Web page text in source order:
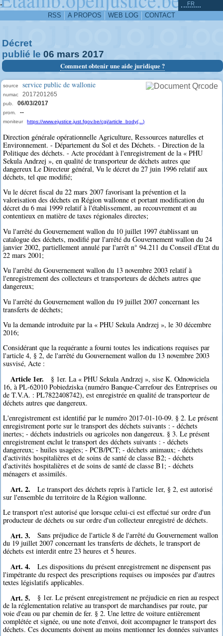
-
RSS A PROPOS WEB LOG CONTACT
FR
Décret
publié le 06 mars 2017
Comment obtenir une aide juridique ?
source service public de wallonie
numac 2017201265
pub. 06/03/2017
prom. --
moniteur https://www.ejustice.just.fgov.be/cgi/article_body(...)
Direction générale opérationnelle Agriculture, Ressources naturelles et
Environnement. - Département du Sol et des Déchets. - Direction de la
Politique des déchets. - Acte procédant à l'enregistrement de la « PHU
Sekula Andrzej », en qualité de transporteur de déchets autres que
dangereux Le Directeur général, Vu le décret du 27 juin 1996 relatif aux
déchets, tel que modifié;
Vu le décret fiscal du 22 mars 2007 favorisant la prévention et la
valorisation des déchets en Région wallonne et portant modification du
décret du 6 mai 1999 relatif à l'établissement, au recouvrement et au
contentieux en matière de taxes régionales directes;
Vu l'arrêté du Gouvernement wallon du 10 juillet 1997 établissant un
catalogue des déchets, modifié par l'arrêté du Gouvernement wallon du 24
janvier 2002, partiellement annulé par l'arrêt n° 94.211 du Conseil d'Etat du
22 mars 2001;
Vu l'arrêté du Gouvernement wallon du 13 novembre 2003 relatif à
l'enregistrement des collecteurs et transporteurs de déchets autres que
dangereux;
Vu l'arrêté du Gouvernement wallon du 19 juillet 2007 concernant les
transferts de déchets;
Vu la demande introduite par la « PHU Sekula Andrzej », le 30 décembre
2016;
Considérant que la requérante a fourni toutes les indications requises par
l'article 4, § 2, de l'arrêté du Gouvernement wallon du 13 novembre 2003
susvisé, Acte :
Article 1er.
§ 1er. La « PHU Sekula Andrzej », sise K. Odnowiciela
16, à PL-62010 Pobiedziska (numéro Banque-Carrefour des Entreprises ou
de T.V.A. : PL7822408742), est enregistrée en qualité de transporteur de
déchets autres que dangereux.
L'enregistrement est identifié par le numéro 2017-01-10-09. § 2. Le présent
enregistrement porte sur le transport des déchets suivants : - déchets
inertes; - déchets industriels ou agricoles non dangereux. § 3. Le présent
enregistrement exclut le transport des déchets suivants : - déchets
dangereux; - huiles usagées; - PCB/PCT; - déchets animaux; - déchets
d'activités hospitalières et de soins de santé de classe B2; - déchets
d'activités hospitalières et de soins de santé de classe B1; - déchets
ménagers et assimilés.
Art. 2.
Le transport des déchets repris à l'article 1er, § 2, est autorisé
sur l'ensemble du territoire de la Région wallonne.
Le transport n'est autorisé que lorsque celui-ci est effectué sur ordre d'un
producteur de déchets ou sur ordre d'un collecteur enregistré de déchets.
Art. 3.
Sans préjudice de l'article 8 de l'arrêté du Gouvernement wallon
du 19 juillet 2007 concernant les transferts de déchets, le transport de
déchets est interdit entre 23 heures et 5 heures.
Art. 4.
Les dispositions du présent enregistrement ne dispensent pas
l'impétrante du respect des prescriptions requises ou imposées par d'autres
textes législatifs applicables.
Art. 5.
§ 1er. Le présent enregistrement ne préjudicie en rien au respect
de la réglementation relative au transport de marchandises par route, par
voie d'eau ou par chemin de fer. § 2. Une lettre de voiture entièrement
complétée et signée, ou une note d'envoi, doit accompagner le transport des
déchets. Ces documents doivent au moins mentionner les données suivantes
^